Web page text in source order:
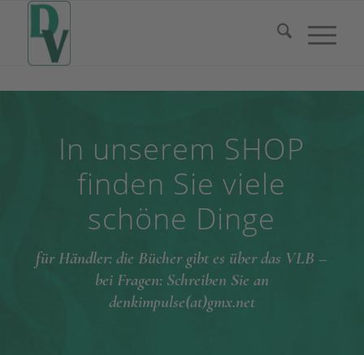
In unserem SHOP
finden Sie viele
schöne Dinge
für Händler: die Bücher gibt es über das VLB –
bei Fragen: Schreiben Sie an
denkimpulse(at)gmx.net